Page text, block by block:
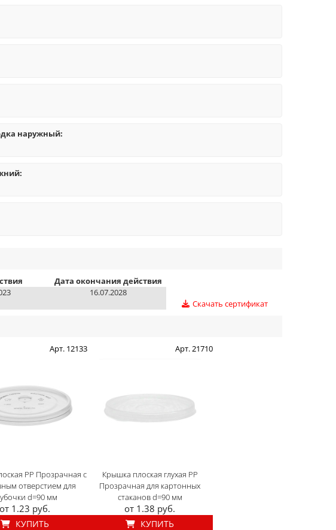
наружный:
Дата окончания действия
16.07.2028
Скачать сертификат
Арт. 12133
PP Прозрачная с
отверстием для
d=90 мм
от 1.23 руб.
КУПИТЬ
Арт. 21710
Крышка плоская глухая PP
Прозрачная для картонных
стаканов d=90 мм
от 1.38 руб.
КУПИТЬ